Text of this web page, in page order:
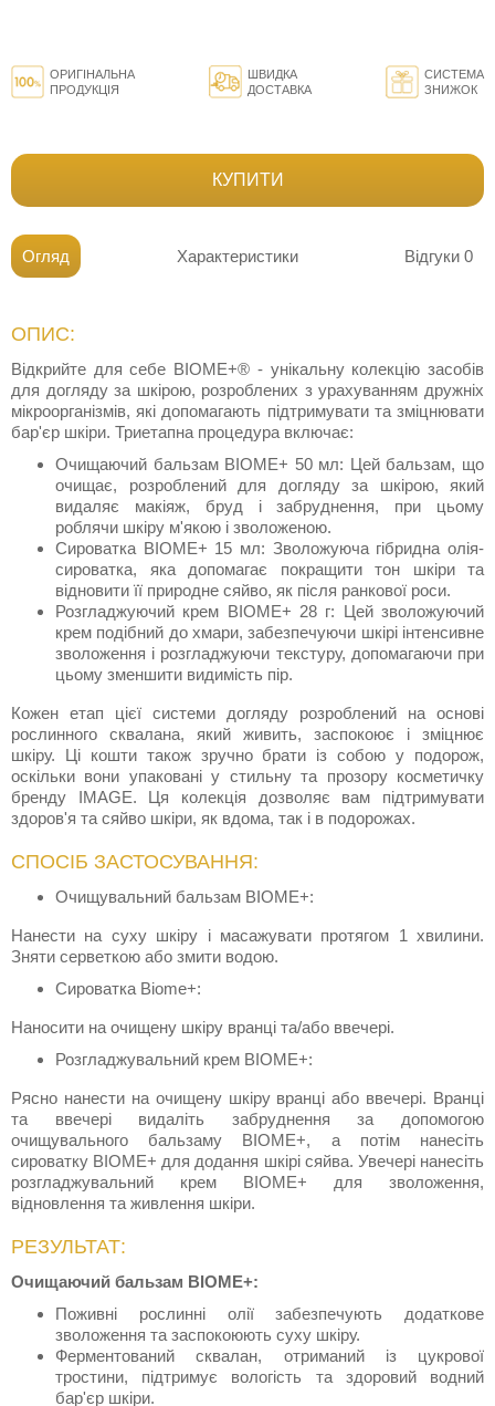
ОРИГІНАЛЬНА
ПРОДУКЦІЯ
ШВИДКА
ДОСТАВКА
СИСТЕМА
ЗНИЖОК
КУПИТИ
Огляд Характеристики Відгуки 0
ОПИС:
Відкрийте для себе BIOME+® - унікальну колекцію засобів
для догляду за шкірою, розроблених з урахуванням дружніх
мікроорганізмів, які допомагають підтримувати та зміцнювати
бар'єр шкіри. Триетапна процедура включає:
Очищаючий бальзам BIOME+ 50 мл: Цей бальзам, що
очищає, розроблений для догляду за шкірою, який
видаляє макіяж, бруд і забруднення, при цьому
роблячи шкіру м'якою і зволоженою.
Сироватка BIOME+ 15 мл: Зволожуюча гібридна олія-
сироватка, яка допомагає покращити тон шкіри та
відновити її природне сяйво, як після ранкової роси.
Розгладжуючий крем BIOME+ 28 г: Цей зволожуючий
крем подібний до хмари, забезпечуючи шкірі інтенсивне
зволоження і розгладжуючи текстуру, допомагаючи при
цьому зменшити видимість пір.
Кожен етап цієї системи догляду розроблений на основі
рослинного сквалана, який живить, заспокоює і зміцнює
шкіру. Ці кошти також зручно брати із собою у подорож,
оскільки вони упаковані у стильну та прозору косметичку
бренду IMAGE. Ця колекція дозволяє вам підтримувати
здоров'я та сяйво шкіри, як вдома, так і в подорожах.
СПОСІБ ЗАСТОСУВАННЯ:
Очищувальний бальзам BIOME+:
Нанести на суху шкіру і масажувати протягом 1 хвилини.
Зняти серветкою або змити водою.
Сироватка Biome+:
Наносити на очищену шкіру вранці та/або ввечері.
Розгладжувальний крем BIOME+:
Рясно нанести на очищену шкіру вранці або ввечері. Вранці
та ввечері видаліть забруднення за допомогою
очищувального бальзаму BIOME+, а потім нанесіть
сироватку BIOME+ для додання шкірі сяйва. Увечері нанесіть
розгладжувальний крем BIOME+ для зволоження,
відновлення та живлення шкіри.
РЕЗУЛЬТАТ:
Очищаючий бальзам BIOME+:
Поживні рослинні олії забезпечують додаткове
зволоження та заспокоюють суху шкіру.
Ферментований сквалан, отриманий із цукрової
тростини, підтримує вологість та здоровий водний
бар'єр шкіри.